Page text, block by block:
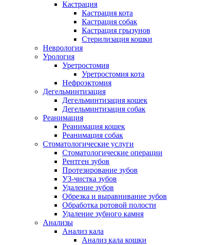
Кастрация
Кастрация кота
Кастрация собак
Кастрация грызунов
Стерилизация кошки
Неврология
Урология
Уретростомия
Уретростомия кота
Нефроэктомия
Дегельминтизация
Дегельминтизация кошек
Дегельминтизация собак
Реанимация
Реанимация кошек
Реанимация собак
Стоматологические услуги
Стоматологические операции
Рентген зубов
Протезирование зубов
УЗ-чистка зубов
Удаление зубов
Обрезка и выравнивание зубов
Обработка ротовой полости
Удаление зубного камня
Анализы
Анализ кала
Анализ кала кошки